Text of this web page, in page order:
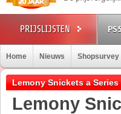
PS5
Home Nieuws Shopsurvey
Lemony Snickets a
Lemony